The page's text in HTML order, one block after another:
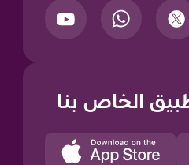
الخاص بنا